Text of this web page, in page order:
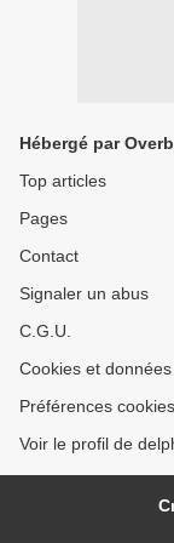
Hébergé par
Top articles
Pages
Contact
Signaler un abus
C.G.U.
Cookies et
Préférences cookies
Voir le profil de